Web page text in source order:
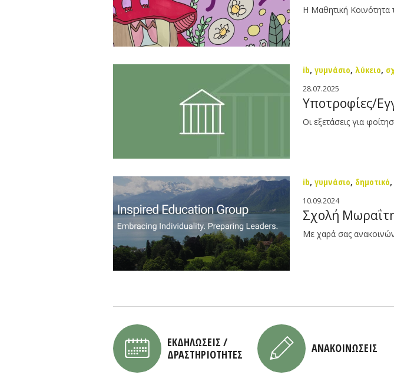
Η Μαθητική Κοινότητα
ib, γυμνάσιο, λύκειο,
28.07.2025
Υποτροφίες/
Οι εξετάσεις για
ib, γυμνάσιο, δημοτικό,
10.09.2024
Σχολή
Με χαρά σας
ΕΚΔΗΛΩΣΕΙΣ /
ΔΡΑΣΤΗΡΙΟΤΗΤΕΣ
ΑΝΑΚΟΙΝΩΣΕΙΣ